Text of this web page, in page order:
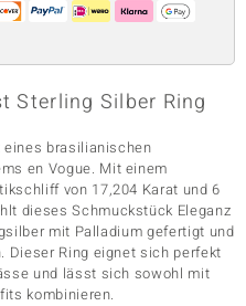
Sterling Silber Ring
eines brasilianischen
en Vogue. Mit einem
von 17,204 Karat und 6
dieses Schmuckstück Eleganz
mit Palladium gefertigt und
Dieser Ring eignet sich perfekt
und lässt sich sowohl mit
kombinieren.